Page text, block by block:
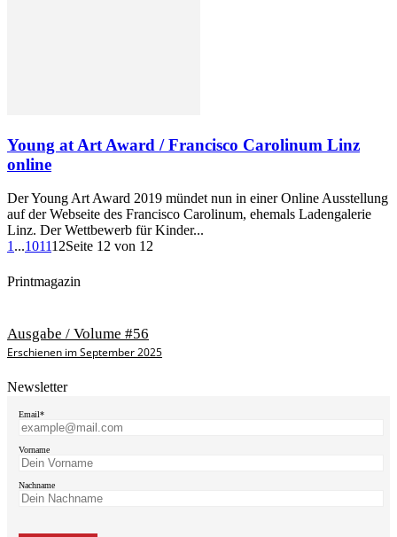
Young at Art Award / Francisco Carolinum Linz
online
Der Young Art Award 2019 mündet nun in einer Online Ausstellung
auf der Webseite des Francisco Carolinum, ehemals Ladengalerie
Linz. Der Wettbewerb für Kinder...
1 ...101112Seite 12 von 12
Printmagazin
Ausgabe / Volume #56
Erschienen im September 2025
Newsletter
Email*
Vorname
Nachname